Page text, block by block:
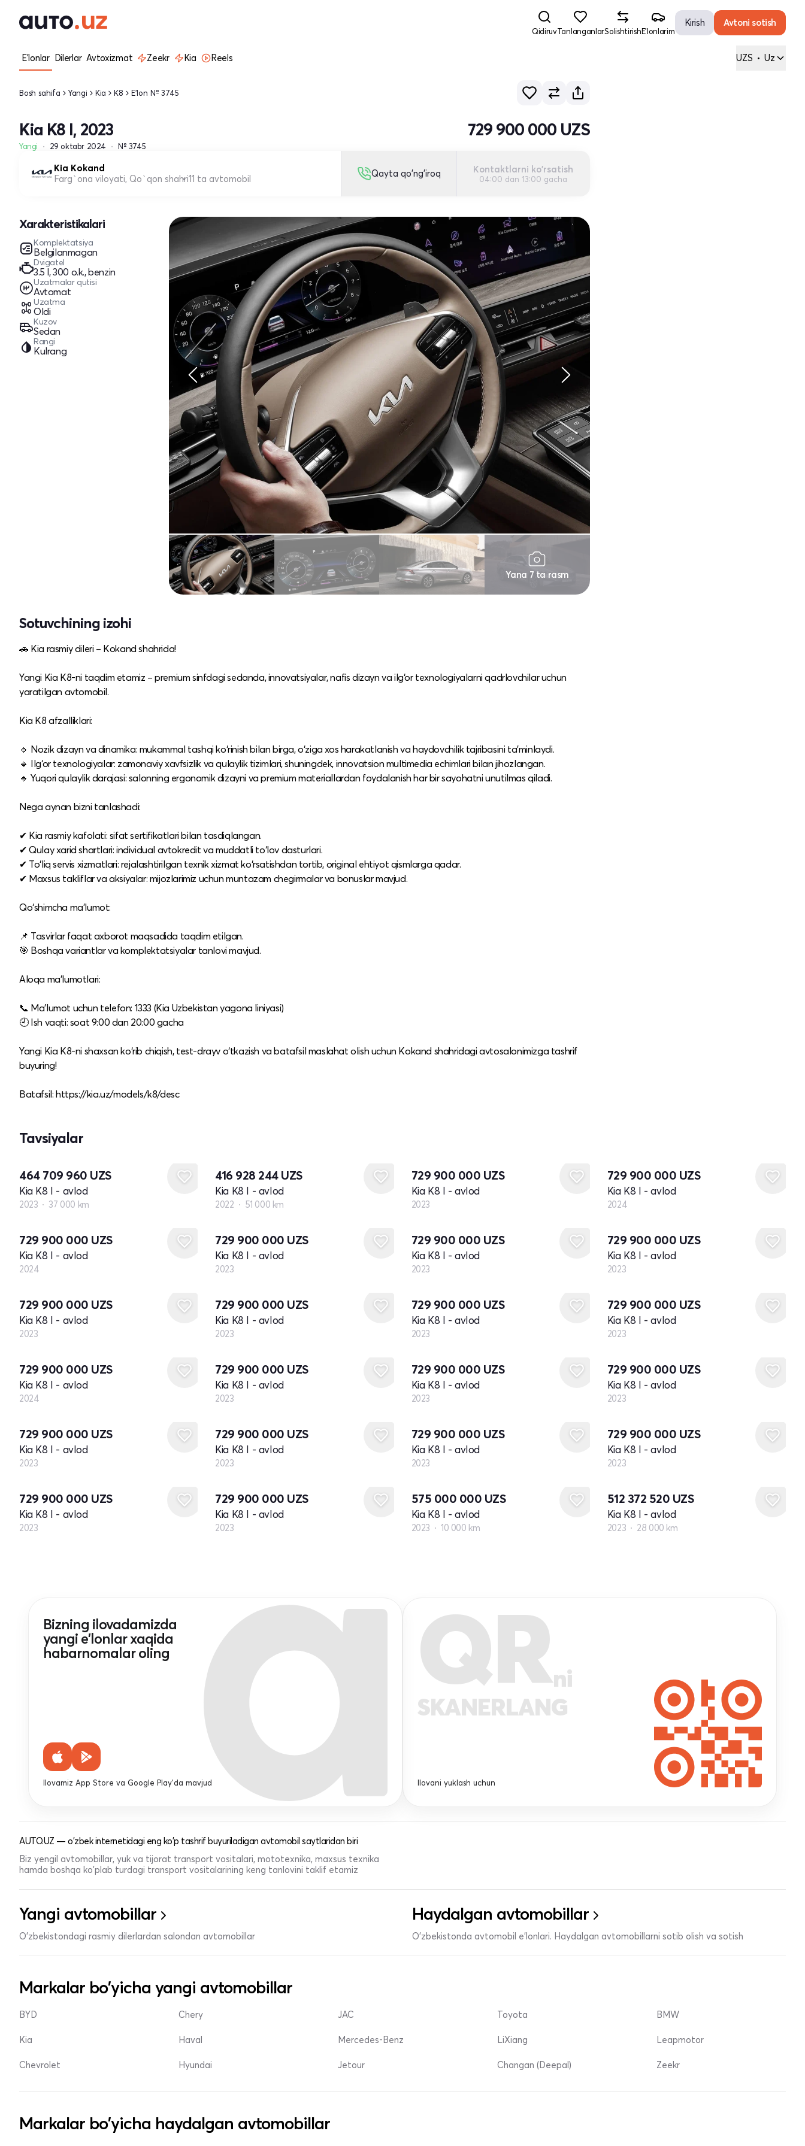
QidiruvTanlanganlarSolishtirishE'lonlarim
Kirish Avtoni sotish
E'lonlar Dilerlar Avtoxizmat Zeekr Kia Reels UZS • Uz
Bosh sahifa Yangi Kia K8 E'lon № 3745
Kia K8 I, 2023
Yangi 29 oktabr 2024 № 3745
729 900 000 UZS
Kia Kokand
Farg`ona viloyati, Qo`qon shahri11 ta avtomobil Qayta qo'ng'iroq Kontaktlarni ko'rsatish
04:00 dan 13:00 gacha
Xarakteristikalari
Komplektatsiya
Belgilanmagan
Dvigatel
3.5 l, 300 o.k., benzin
Uzatmalar qutisi
Avtomat
Uzatma
Oldi
Kuzov
Sedan
Rangi
Kulrang
Yana 7 ta rasm
Sotuvchining izohi
🚗 Kia rasmiy dileri – Kokand shahrida!
Yangi Kia K8-ni taqdim etamiz – premium sinfdagi sedanda, innovatsiyalar, nafis dizayn va ilg‘or texnologiyalarni qadrlovchilar uchun
yaratilgan avtomobil.
Kia K8 afzalliklari:
🔹 Nozik dizayn va dinamika: mukammal tashqi ko‘rinish bilan birga, o‘ziga xos harakatlanish va haydovchilik tajribasini ta’minlaydi.
🔹 Ilg‘or texnologiyalar: zamonaviy xavfsizlik va qulaylik tizimlari, shuningdek, innovatsion multimedia echimlari bilan jihozlangan.
🔹 Yuqori qulaylik darajasi: salonning ergonomik dizayni va premium materiallardan foydalanish har bir sayohatni unutilmas qiladi.
Nega aynan bizni tanlashadi:
✔ Kia rasmiy kafolati: sifat sertifikatlari bilan tasdiqlangan.
✔ Qulay xarid shartlari: individual avtokredit va muddatli to‘lov dasturlari.
✔ To‘liq servis xizmatlari: rejalashtirilgan texnik xizmat ko‘rsatishdan tortib, original ehtiyot qismlarga qadar.
✔ Maxsus takliflar va aksiyalar: mijozlarimiz uchun muntazam chegirmalar va bonuslar mavjud.
Qo‘shimcha ma’lumot:
📌 Tasvirlar faqat axborot maqsadida taqdim etilgan.
🎯 Boshqa variantlar va komplektatsiyalar tanlovi mavjud.
Aloqa ma’lumotlari:
📞 Ma’lumot uchun telefon: 1333 (Kia Uzbekistan yagona liniyasi)
🕘 Ish vaqti: soat 9:00 dan 20:00 gacha
Yangi Kia K8-ni shaxsan ko‘rib chiqish, test-drayv o‘tkazish va batafsil maslahat olish uchun Kokand shahridagi avtosalonimizga tashrif
buyuring!
Batafsil: https://kia.uz/models/k8/desc
Tavsiyalar
464 709 960 UZS
Kia K8 I - avlod
2023 37 000 km
416 928 244 UZS
Kia K8 I - avlod
2022 51 000 km
729 900 000 UZS
Kia K8 I - avlod
2023
729 900 000 UZS
Kia K8 I - avlod
2024
729 900 000 UZS
Kia K8 I - avlod
2024
729 900 000 UZS
Kia K8 I - avlod
2023
729 900 000 UZS
Kia K8 I - avlod
2023
729 900 000 UZS
Kia K8 I - avlod
2023
729 900 000 UZS
Kia K8 I - avlod
2023
729 900 000 UZS
Kia K8 I - avlod
2023
729 900 000 UZS
Kia K8 I - avlod
2023
729 900 000 UZS
Kia K8 I - avlod
2023
729 900 000 UZS
Kia K8 I - avlod
2024
729 900 000 UZS
Kia K8 I - avlod
2023
729 900 000 UZS
Kia K8 I - avlod
2023
729 900 000 UZS
Kia K8 I - avlod
2023
729 900 000 UZS
Kia K8 I - avlod
2023
729 900 000 UZS
Kia K8 I - avlod
2023
729 900 000 UZS
Kia K8 I - avlod
2023
729 900 000 UZS
Kia K8 I - avlod
2023
729 900 000 UZS
Kia K8 I - avlod
2023
729 900 000 UZS
Kia K8 I - avlod
2023
575 000 000 UZS
Kia K8 I - avlod
2023 10 000 km
512 372 520 UZS
Kia K8 I - avlod
2023 28 000 km
Bizning ilovadamizda
yangi e'lonlar xaqida
habarnomalar oling
Ilovamiz App Store va Google Play'da mavjud
QRni
SKANERLANG
Ilovani yuklash uchun
AUTO.UZ — o'zbek internetidagi eng ko'p tashrif buyuriladigan avtomobil saytlaridan biri
Biz yengil avtomobillar, yuk va tijorat transport vositalari, mototexnika, maxsus texnika
hamda boshqa ko'plab turdagi transport vositalarining keng tanlovini taklif etamiz
Yangi avtomobillar
O'zbekistondagi rasmiy dilerlardan salondan avtomobillar
Haydalgan avtomobillar
O'zbekistonda avtomobil e’lonlari. Haydalgan avtomobillarni sotib olish va sotish
Markalar bo'yicha yangi avtomobillar
BYD
Kia
Chevrolet
Chery
Haval
Hyundai
JAC
Mercedes-Benz
Jetour
Toyota
LiXiang
Changan (Deepal)
BMW
Leapmotor
Zeekr
Markalar bo'yicha haydalgan avtomobillar